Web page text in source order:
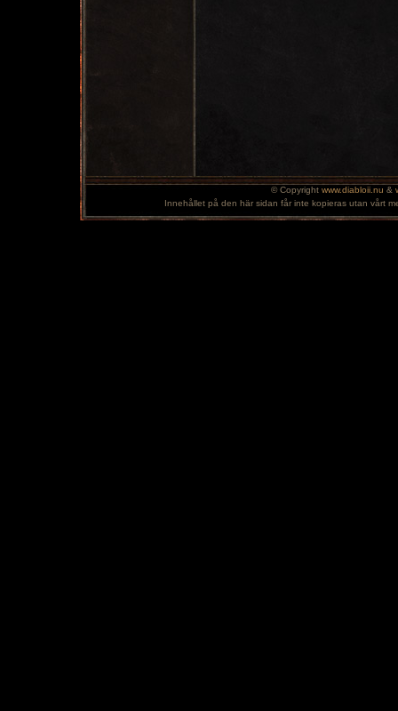
© Copyright www.diabloii.nu &
Innehållet på den här sidan får inte kopieras utan vårt